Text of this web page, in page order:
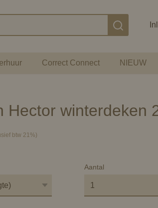
Correct Connect NIEUW
Hector winterdeken
btw 21%)
Aantal